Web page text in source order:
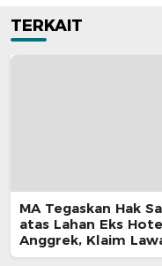
TERKAIT
MA Tegaskan Hak
atas Lahan Eks
Anggrek, Klaim
Terpatahkan hingga